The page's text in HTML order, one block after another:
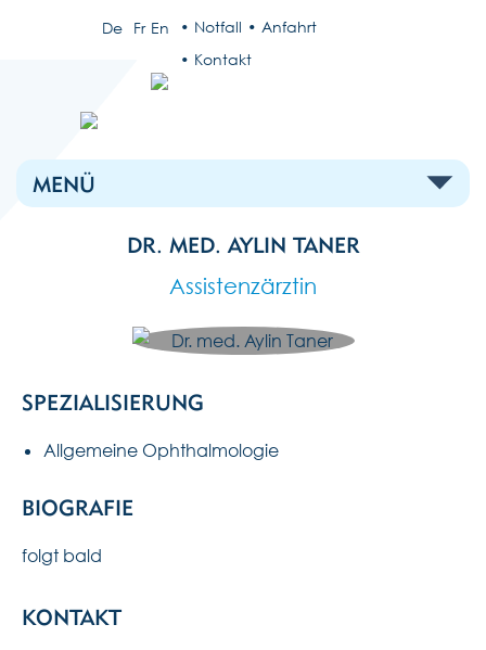
De Fr En Notfall
Anfahrt
Kontakt
MENÜ
DR. MED. AYLIN TANER
Assistenzärztin
SPEZIALISIERUNG
Allgemeine Ophthalmologie
BIOGRAFIE
folgt bald
KONTAKT